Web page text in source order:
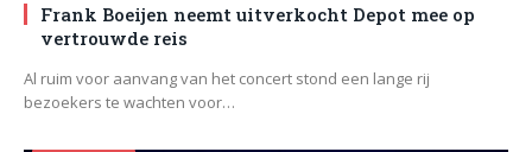
Frank Boeijen neemt uitverkocht Depot mee op
vertrouwde reis
Al ruim voor aanvang van het concert stond een lange rij
bezoekers te wachten voor…